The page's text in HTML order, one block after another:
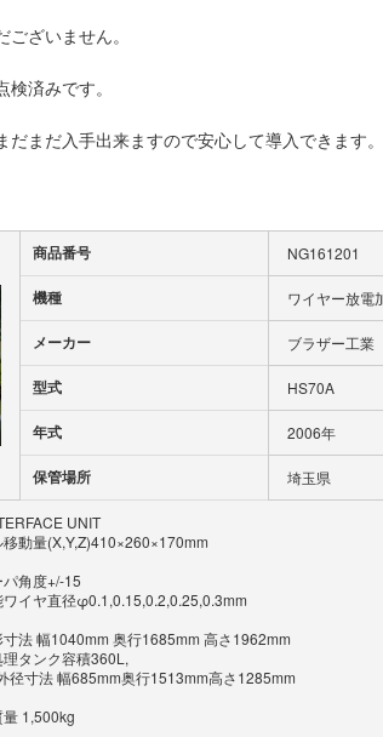
ざいません。
済みです。
まだ入手出来ますので安心して導入できます。
商品番号 NG161201
機種 ワイヤー放電
メーカー ブラザー工業
型式 HS70A
年式 2006年
保管場所 埼玉県
UNIT
動量(X,Y,Z)410×260×170mm
角度+/-15
イヤ直径φ0.1,0.15,0.2,0.25,0.3mm
法 幅1040mm 奥行1685mm 高さ1962mm
タンク容積360L,
径寸法 幅685mm奥行1513mm高さ1285mm
1,500kg